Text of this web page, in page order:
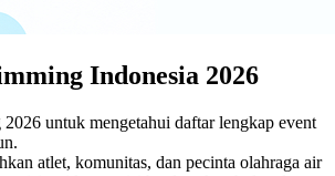
Indonesia 2026
untuk mengetahui daftar lengkap event
atlet, komunitas, dan pecinta olahraga air